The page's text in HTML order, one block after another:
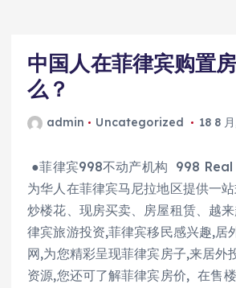
中国人在菲律宾购置
么？
admin Uncategorized 18 8
●菲律宾998不动产机构 998
为华人在菲律宾马尼拉地区提供一站
炒楼花、现房买卖、房屋租赁、越
律宾旅游投资,菲律宾移民感兴趣,居
网,为您精彩呈现菲律宾房子,来居外
资源,您还可了解菲律宾房价, 在售